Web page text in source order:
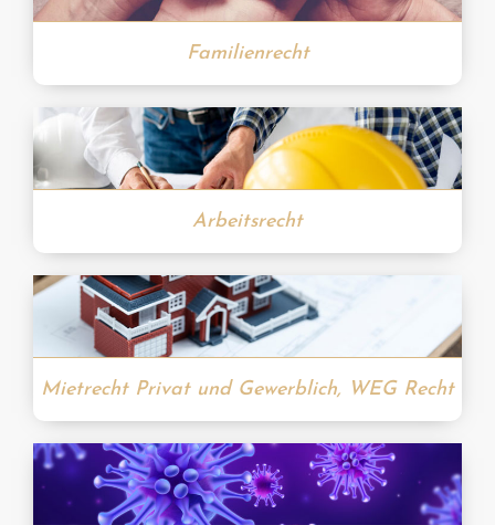
Familienrecht
Arbeitsrecht
Mietrecht Privat und Gewerblich, WEG Recht